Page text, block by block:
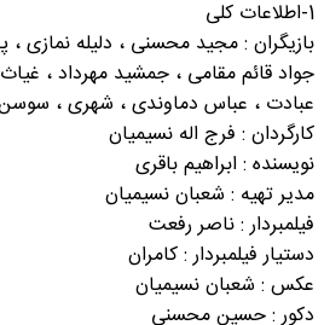
1-اطلاعات کلی
بازیگران : مجید محسنی ، دلیله نمازی ،
جواد قائم مقامی ، جمشید مهرداد ،
عبادت ، عباس دماوندی ، شهری ، سوسن
کارگردان : فرج اله نسیمیان
نویسنده : ابراهیم باقری
مدیر تهیه : شعبان نسیمیان
فیلمبردار : ناصر رفعت
دستیار فیلمبردار : کامران
عکس : شعبان نسیمیان
دکور : حسین محسنی